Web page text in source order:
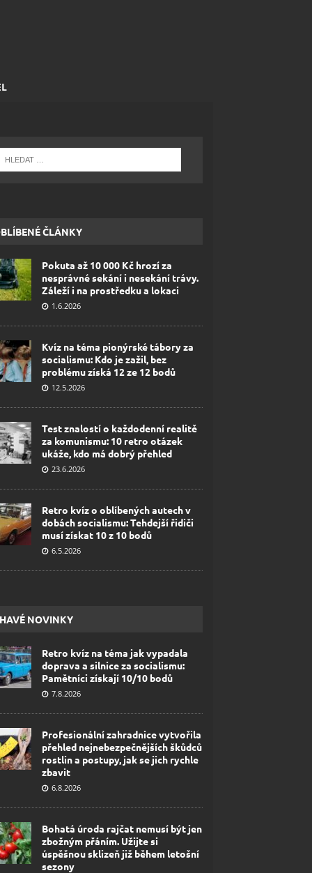
ČLÁNKY
Pokuta až 10 000 Kč hrozí za
nesprávné sekání i nesekání trávy.
Záleží i na prostředku a lokaci
1.6.2026
Kvíz na téma pionýrské tábory za
socialismu: Kdo je zažil, bez
problému získá 12 ze 12 bodů
12.5.2026
Test znalostí o každodenní realitě
za komunismu: 10 retro otázek
ukáže, kdo má dobrý přehled
23.6.2026
Retro kvíz o oblíbených autech v
dobách socialismu: Tehdejší řidiči
musí získat 10 z 10 bodů
6.5.2026
NOVINKY
Retro kvíz na téma jak vypadala
doprava a silnice za socialismu:
Pamětníci získají 10/10 bodů
7.8.2026
Profesionální zahradnice vytvořila
přehled nejnebezpečnějších škůdců
rostlin a postupy, jak se jich rychle
zbavit
6.8.2026
Bohatá úroda rajčat nemusí být jen
zbožným přáním. Užijte si
úspěšnou sklizeň již během letošní
sezony